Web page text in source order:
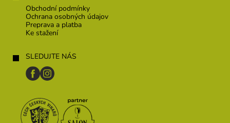
Obchodní podmínky
Ochrana osobných údajov
Preprava a platba
Ke stažení
SLEDUJTE NÁS